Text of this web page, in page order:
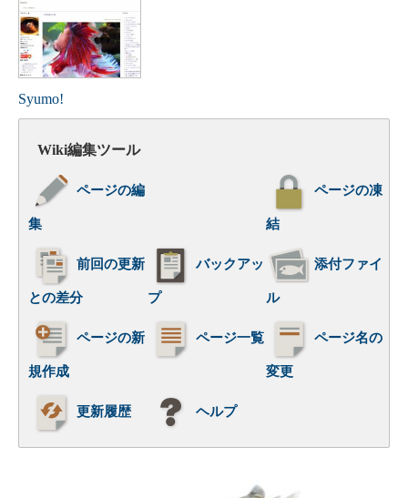
Syumo!
Wiki編集ツール
ページの編
集
ページの凍
結
前回の更新
との差分
バックアッ
プ
添付ファイ
ル
ページの新
規作成
ページ一覧 ページ名の
変更
更新履歴 ヘルプ